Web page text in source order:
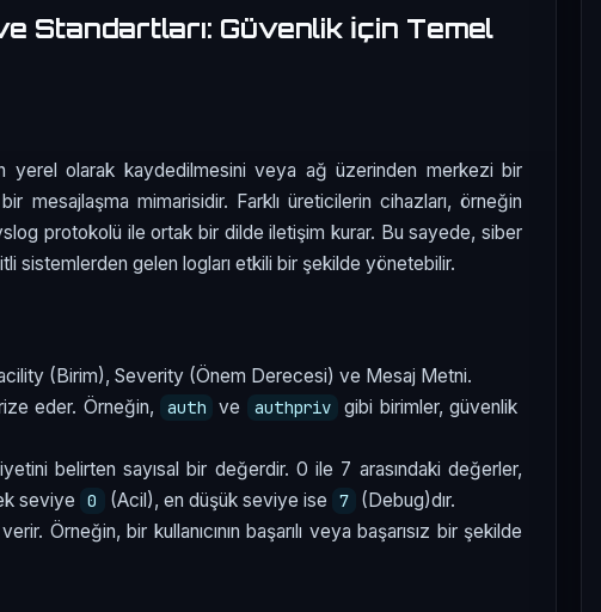
Standartları: Güvenlik İçin Temel
yerel olarak kaydedilmesini veya ağ üzerinden merkezi bir
mesajlaşma mimarisidir. Farklı üreticilerin cihazları, örneğin
protokolü ile ortak bir dilde iletişim kurar. Bu sayede, siber
sistemlerden gelen logları etkili bir şekilde yönetebilir.
(Birim), Severity (Önem Derecesi) ve Mesaj Metni.
eder. Örneğin, auth ve authpriv
gibi birimler, güvenlik
belirten sayısal bir değerdir. 0 ile 7 arasındaki değerler,
seviye
0 (Acil), en düşük seviye ise 7
(Debug)dır.
Örneğin, bir kullanıcının başarılı veya başarısız bir şekilde